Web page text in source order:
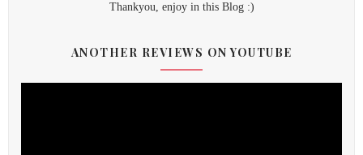
Thankyou, enjoy in this Blog :)
ANOTHER REVIEWS ON YOUTUBE